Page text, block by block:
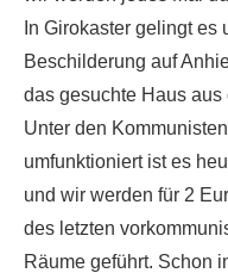
In Girokaster gelingt es
Beschilderung auf
das gesuchte Haus aus
Unter den
umfunktioniert ist es
und wir werden für 2
des letzten
Räume geführt. Schon